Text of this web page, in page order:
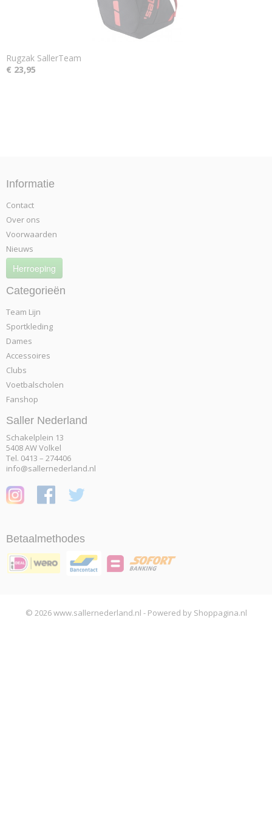
Rugzak SallerTeam
€ 23,95
Informatie
Contact
Over ons
Voorwaarden
Nieuws
Herroeping
Categorieën
Team Lijn
Sportkleding
Dames
Accessoires
Clubs
Voetbalscholen
Fanshop
Saller Nederland
Schakelplein 13
5408 AW Volkel
Tel. 0413 – 274406
info@sallernederland.nl
Betaalmethodes
© 2026 www.sallernederland.nl - Powered by Shoppagina.nl